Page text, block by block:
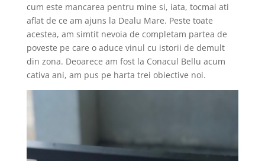
cum este mancarea pentru mine si, iata, tocmai ati
aflat de ce am ajuns la Dealu Mare. Peste toate
acestea, am simtit nevoia de completam partea de
poveste pe care o aduce vinul cu istorii de demult
din zona. Deoarece am fost la Conacul Bellu acum
cativa ani, am pus pe harta trei obiective noi.